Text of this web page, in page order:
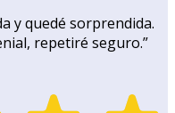
y quedé sorprendida.
repetiré seguro.”